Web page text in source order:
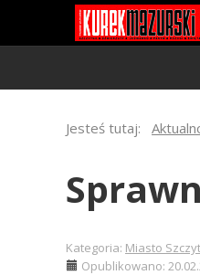
Jesteś tutaj:
Kategoria: Miasto
Opublikowano: